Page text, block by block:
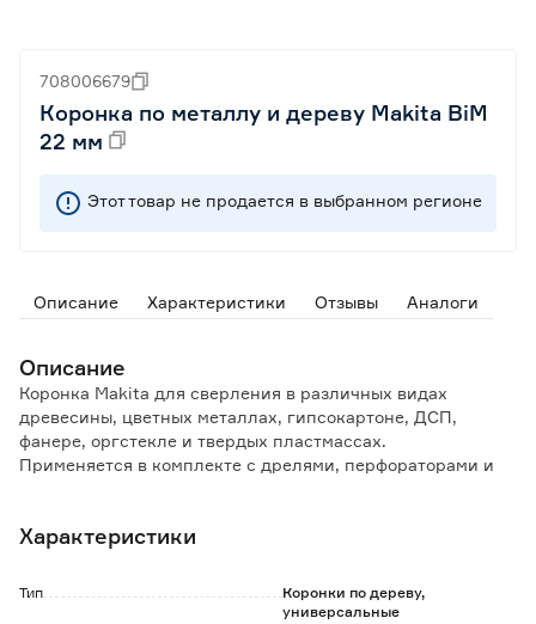
708006679
Коронка по металлу и дереву Makita BiM
22 мм
Этот товар не продается в выбранном регионе
Описание Характеристики Отзывы Аналоги
Описание
Коронка Makita для сверления в различных видах
древесины, цветных металлах, гипсокартоне, ДСП,
фанере, оргстекле и твердых пластмассах.
Применяется в комплекте с дрелями, перфораторами и
Особенности и преимущества:
- изготовлена из биметаллического сплава.
Характеристики
Тип
Коронки по дереву,
универсальные